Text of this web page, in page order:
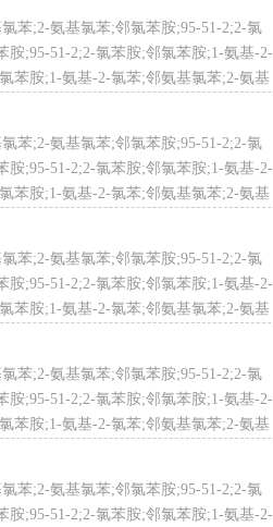
物气体。
源。建议应急处理人员戴自给
防止流入下水道、排洪沟等限制
成的乳液刷洗，洗液稀释后放
至槽车或专用收集器内，回收
。
）。紧急事态抢救或撤离时，应
苯;2-氨基氯苯;邻氯苯胺;95-51-2;2-氯
;95-51-2;2-氯苯胺;邻氯苯胺;1-氨基-2-
苯胺;1-氨基-2-氯苯;邻氨基氯苯;2-氨基
苯;2-氨基氯苯;邻氯苯胺;95-51-2;2-氯
;95-51-2;2-氯苯胺;邻氯苯胺;1-氨基-2-
苯胺;1-氨基-2-氯苯;邻氨基氯苯;2-氨基
苯;2-氨基氯苯;邻氯苯胺;95-51-2;2-氯
;95-51-2;2-氯苯胺;邻氯苯胺;1-氨基-2-
苯胺;1-氨基-2-氯苯;邻氨基氯苯;2-氨基
苯;2-氨基氯苯;邻氯苯胺;95-51-2;2-氯
;95-51-2;2-氯苯胺;邻氯苯胺;1-氨基-2-
苯胺;1-氨基-2-氯苯;邻氨基氯苯;2-氨基
苯;2-氨基氯苯;邻氯苯胺;95-51-2;2-氯
;95-51-2;2-氯苯胺;邻氯苯胺;1-氨基-2-